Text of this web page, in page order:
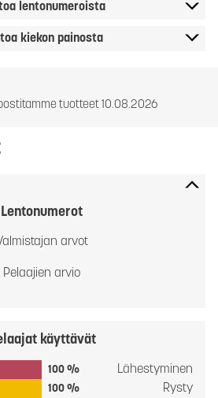
lentonumeroista
kiekon painosta
tuotteet 10.08.2026
Lentonumerot
arvot
Pelaajien arvio
käyttävät
100 % Lähestyminen
100 % Rysty